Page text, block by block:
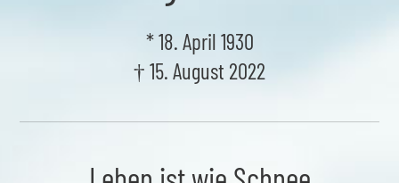
* 18. April 1930
† 15. August 2022